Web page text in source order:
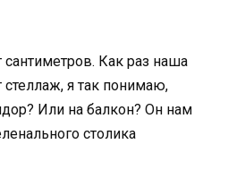
сантиметров. Как раз наша
стеллаж, я так понимаю,
Или на балкон? Он нам
столика